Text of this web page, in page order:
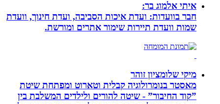
איתי אלמוג בר:
חבר בוועדות: ועדת איכות הסביבה, ועדת חינוך, וועדת
שמות וועדת תיירות שימור אתרים ומורשת.
מיקי שלומציון זוהר
מאסטר בנומרולוגיה קבלית וטארוט ומפתחת שיטת
”קוד החיבור” - שיטה להורים ולילדים המשלבת בין